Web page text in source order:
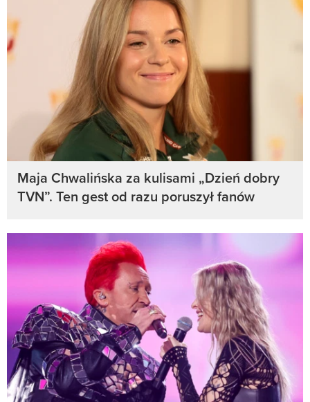
Maja Chwalińska za kulisami „Dzień dobry
TVN”. Ten gest od razu poruszył fanów